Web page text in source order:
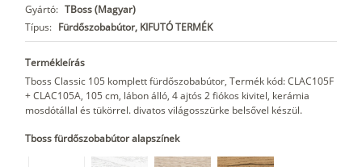
Gyártó: TBoss (Magyar)
Típus: Fürdőszobabútor, KIFUTÓ TERMÉK
Termékleírás
Tboss Classic 105 komplett fürdőszobabútor, Termék kód: CLAC105F
+ CLAC105A, 105 cm, lábon álló, 4 ajtós 2 fiókos kivitel, kerámia
mosdótállal és tükörrel. divatos világosszürke belsővel készül.
Tboss fürdőszobabútor alapszínek